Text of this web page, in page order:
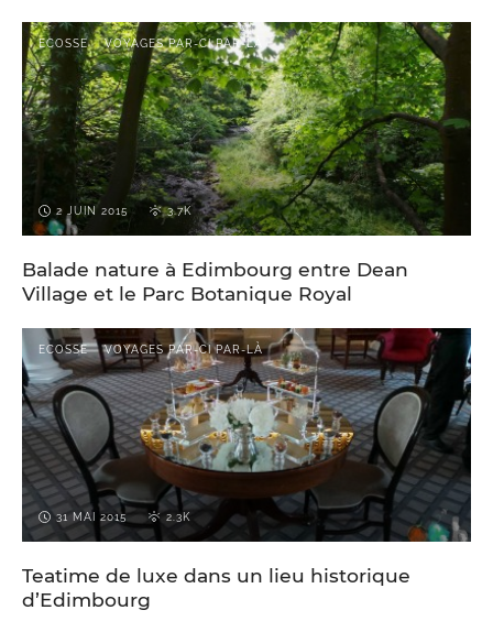
ECOSSE VOYAGES PAR-CI PAR-LÀ
2 JUIN 2015 3.7K
Balade nature à Edimbourg entre Dean
Village et le Parc Botanique Royal
ECOSSE VOYAGES PAR-CI PAR-LÀ
31 MAI 2015 2.3K
Teatime de luxe dans un lieu historique
d’Edimbourg